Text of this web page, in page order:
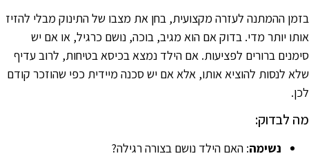
ההמתנה לעזרה מקצועית, בחן את מצבו של התינוק מבלי להזיז
יותר מדי. בדוק אם הוא מגיב, בוכה, נושם כרגיל, או אם יש
ברורים לפציעות. אם הילד נמצא בכיסא בטיחות, לרוב עדיף
לנסות להוציא אותו, אלא אם יש סכנה מיידית כפי שהוזכר קודם
לבדוק:
נשימה: האם הילד נושם בצורה רגילה?